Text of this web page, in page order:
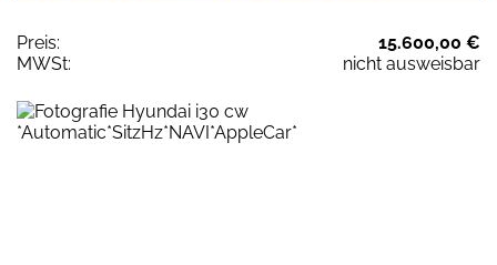
Preis:
15.600,00 €
MWSt:
nicht ausweisbar